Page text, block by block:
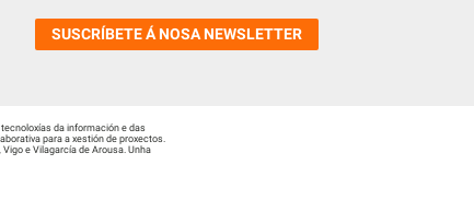
SUSCRÍBETE Á NOSA NEWSLETTER
tecnoloxías da información e das
para a xestión de proxectos.
e Vilagarcía de Arousa. Unha